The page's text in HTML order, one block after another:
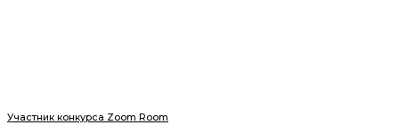
Участник конкурса Zoom Room